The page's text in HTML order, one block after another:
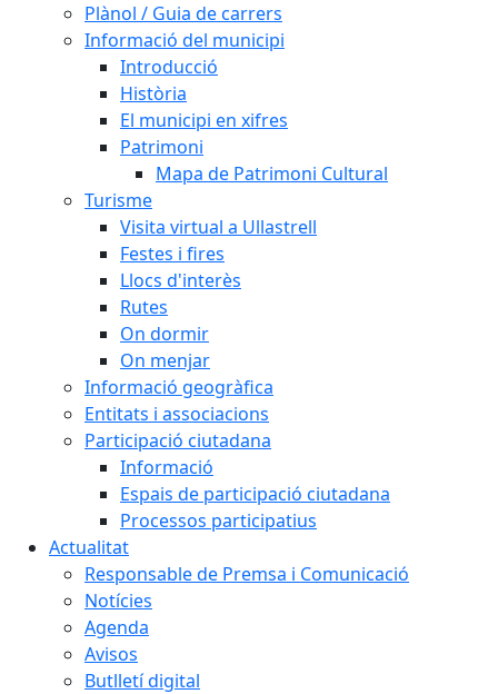
Plànol / Guia de carrers
Informació del municipi
Introducció
Història
El municipi en xifres
Patrimoni
Mapa de Patrimoni Cultural
Turisme
Visita virtual a Ullastrell
Festes i fires
Llocs d'interès
Rutes
On dormir
On menjar
Informació geogràfica
Entitats i associacions
Participació ciutadana
Informació
Espais de participació ciutadana
Processos participatius
Actualitat
Responsable de Premsa i Comunicació
Notícies
Agenda
Avisos
Butlletí digital